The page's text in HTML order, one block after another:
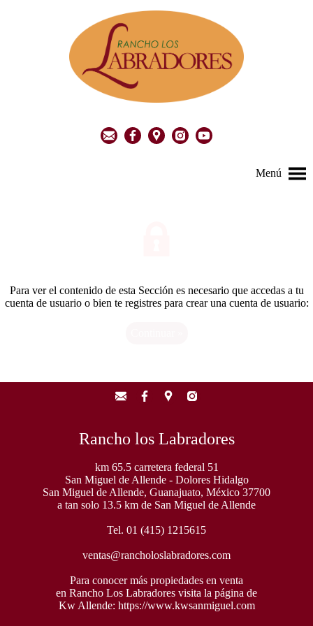
Menú
Para ver el contenido de esta Sección es necesario que accedas a tu
cuenta de usuario o bien te registres para crear una cuenta de usuario:
Rancho los Labradores
km 65.5 carretera federal 51
San Miguel de Allende - Dolores Hidalgo
San Miguel de Allende, Guanajuato, México 37700
a tan solo 13.5 km de San Miguel de Allende
Tel. 01 (415) 1215615
ventas@rancholoslabradores.com
Para conocer más propiedades en venta
en Rancho Los Labradores visita la página de
Kw Allende: https://www.kwsanmiguel.com